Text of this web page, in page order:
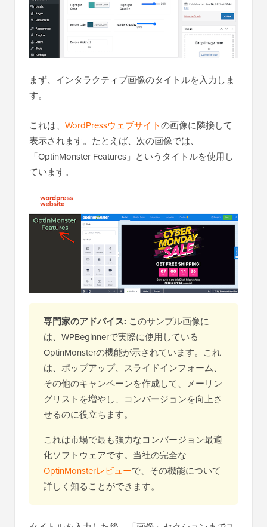
まず、インタラクティブ画像のタイトルを入力しま
す。
これは、 WordPressウェブサイトの画像に隣接して
表示されます。たとえば、次の画像では、
「OptinMonster Features」というタイトルを使用し
ています。
専門家のアドバイス: このサンプル画像に
は、WPBeginnerで実際に使用している
OptinMonsterの機能が示されています。これ
は、ポップアップ、スライドインフォーム、
その他のキャンペーンを作成して、メーリン
グリストを増やし、コンバージョンを向上さ
せるのに役立ちます。
これは市場で最も強力なコンバージョン最適
化ソフトウェアです。当社の完全な
OptinMonsterレビューで、その機能について
詳しく知ることができます。